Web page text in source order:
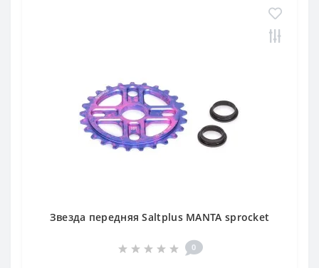
Звезда передняя Saltplus MANTA sprocket
0